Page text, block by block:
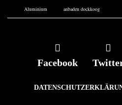
Aluminium anbaden dockkoog
Facebook